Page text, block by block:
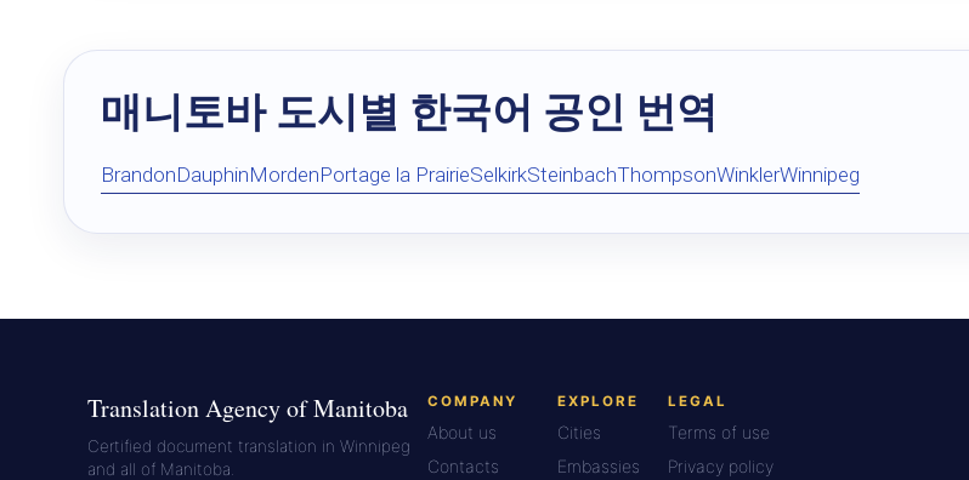
매니토바 도시별 한국어 공인 번역
BrandonDauphinMordenPortage la PrairieSelkirkSteinbachThompsonWinklerWinnipeg
Translation Agency of Manitoba
Certified document translation in Winnipeg
and all of Manitoba.
COMPANY
About us
Contacts
EXPLORE
Cities
Embassies
LEGAL
Terms of use
Privacy policy